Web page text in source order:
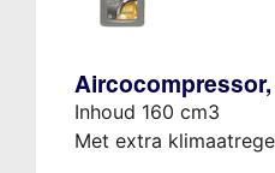
Inhoud 160 cm3
Met extra